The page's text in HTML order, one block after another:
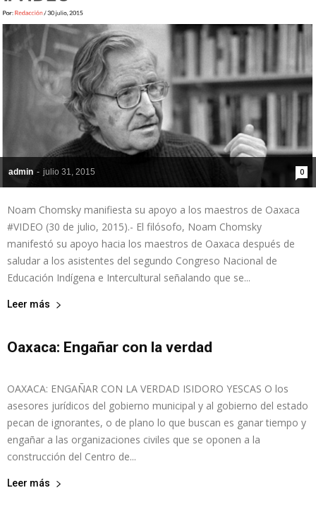
admin - julio 31, 2015 0
Noam Chomsky manifiesta su apoyo a los maestros de Oaxaca
#VIDEO (30 de julio, 2015).- El filósofo, Noam Chomsky
manifestó su apoyo hacia los maestros de Oaxaca después de
saludar a los asistentes del segundo Congreso Nacional de
Educación Indígena e Intercultural señalando que se...
Leer más
Oaxaca: Engañar con la verdad
admin - julio 20, 2015
OAXACA: ENGAÑAR CON LA VERDAD ISIDORO YESCAS O los
asesores jurídicos del gobierno municipal y al gobierno del estado
pecan de ignorantes, o de plano lo que buscan es ganar tiempo y
engañar a las organizaciones civiles que se oponen a la
construcción del Centro de...
Leer más